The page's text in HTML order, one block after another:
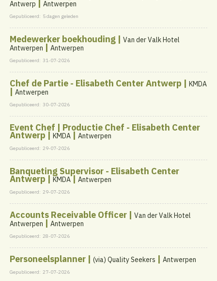
Antwerp | Antwerpen
Gepubliceerd: 5 dagen geleden
Medewerker boekhouding | Van der Valk Hotel
Antwerpen | Antwerpen
Gepubliceerd: 31-07-2026
Chef de Partie - Elisabeth Center Antwerp | KMDA
| Antwerpen
Gepubliceerd: 30-07-2026
Event Chef | Productie Chef - Elisabeth Center
Antwerp | KMDA | Antwerpen
Gepubliceerd: 29-07-2026
Banqueting Supervisor - Elisabeth Center
Antwerp | KMDA| Antwerpen
Gepubliceerd: 29-07-2026
Accounts Receivable Officer | Van der Valk Hotel
Antwerpen | Antwerpen
Gepubliceerd: 28-07-2026
Personeelsplanner | (via) Quality Seekers | Antwerpen
Gepubliceerd: 27-07-2026